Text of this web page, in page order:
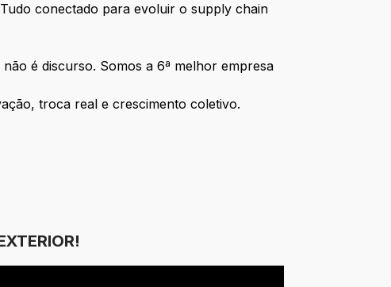
conectado para evoluir o supply chain
é discurso. Somos a 6ª melhor empresa
troca real e crescimento coletivo.